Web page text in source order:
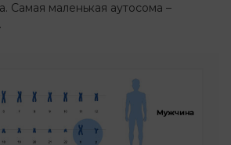
Самая маленькая аутосома –